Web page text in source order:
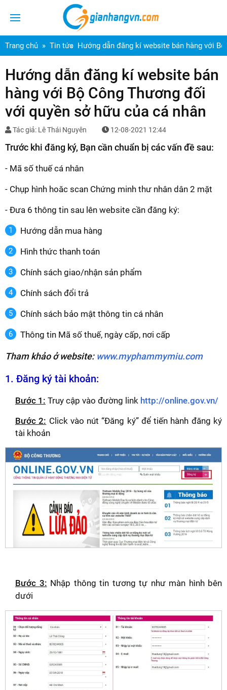
Trang chủ Tin tức Hướng dẫn đăng kí website bán hàng với
Hướng dẫn đăng kí website bán
hàng với Bộ Công Thương đối
với quyền sở hữu của cá nhân
Tác giả: Lê Thái Nguyên 12-08-2021 12:44
Trước khi đăng ký, Bạn cần chuẩn bị các vấn đề sau:
- Mã số thuế cá nhân
- Chụp hình hoăc scan Chứng minh thư nhân dân 2 mặt
- Đưa 6 thông tin sau lên website cần đăng ký:
Hướng dẫn mua hàng
Hình thức thanh toán
Chính sách giao/nhận sản phẩm
Chính sách đổi trả
Chính sách bảo mật thông tin cá nhân
Thông tin Mã số thuế, ngày cấp, nơi cấp
Tham khảo ở website: www.myphammymiu.com
1. Đăng ký tài khoản:
Bước 1: Truy cập vào đường link http://online.gov.vn/
Bước 2: Click vào nút “Đăng ký” để tiến hành đăng ký
tài khoản
Bước 3: Nhập thông tin tương tự như màn hình bên
dưới